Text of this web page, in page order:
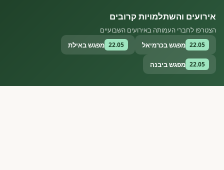
אירועים והשתלמויות קרובים
הצטרפו לחברי העמותה באירועים השבועיים
22.05 מפגש בכרמיאל 22.05 מפגש באילת
22.05 מפגש ביבנה